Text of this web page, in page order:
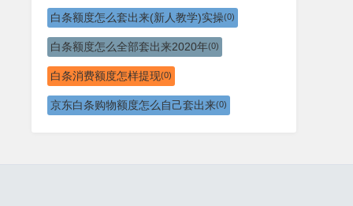
白条额度怎么套出来(新人教学)实操(0)
白条额度怎么全部套出来2020年(0)
白条消费额度怎样提现(0)
京东白条购物额度怎么自己套出来(0)